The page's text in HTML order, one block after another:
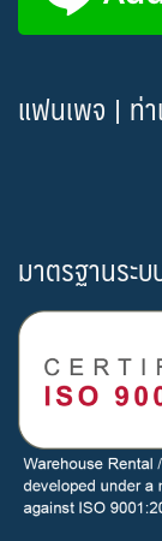
แฟนเพจ | ท่
มาตรฐานระ